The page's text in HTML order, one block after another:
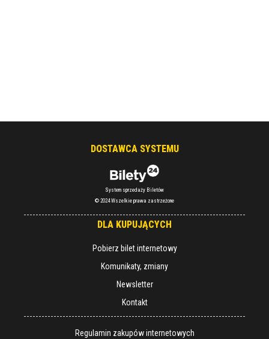
DOSTAWCA SYSTEMU
System sprzedaży Biletów
© 2024 Wszelkie prawa zastrzeżone
DLA KUPUJĄCYCH
Pobierz bilet internetowy
Komunikaty, zmiany
Newsletter
Kontakt
Regulamin zakupów internetowych